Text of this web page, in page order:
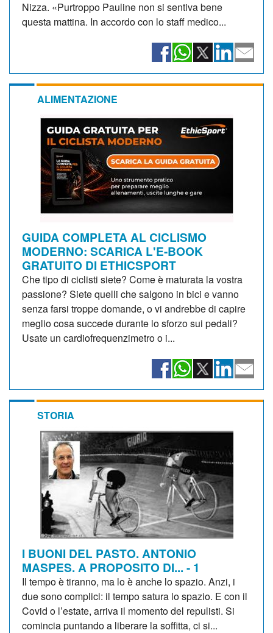
Nizza. «Purtroppo Pauline non si sentiva bene
questa mattina. In accordo con lo staff medico...
ALIMENTAZIONE
GUIDA COMPLETA AL CICLISMO
MODERNO: SCARICA L'E-BOOK
GRATUITO DI ETHICSPORT
Che tipo di ciclisti siete? Come è maturata la vostra
passione? Siete quelli che salgono in bici e vanno
senza farsi troppe domande, o vi andrebbe di capire
meglio cosa succede durante lo sforzo sui pedali?
Usate un cardiofrequenzimetro o i...
STORIA
I BUONI DEL PASTO. ANTONIO
MASPES. A PROPOSITO DI... - 1
Il tempo è tiranno, ma lo è anche lo spazio. Anzi, i
due sono complici: il tempo satura lo spazio. E con il
Covid o l’estate, arriva il momento del repulisti. Si
comincia puntando a liberare la soffitta, ci si...